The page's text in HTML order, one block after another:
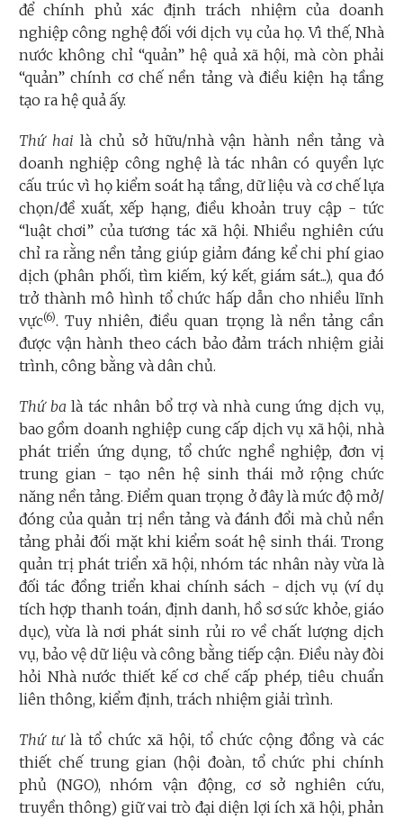
để chính phủ xác định trách nhiệm của doanh
nghiệp công nghệ đối với dịch vụ của họ. Vì thế, Nhà
nước không chỉ “quản” hệ quả xã hội, mà còn phải
“quản” chính cơ chế nền tảng và điều kiện hạ tầng
tạo ra hệ quả ấy.
Thứ hai là chủ sở hữu/nhà vận hành nền tảng và
doanh nghiệp công nghệ là tác nhân có quyền lực
cấu trúc vì họ kiểm soát hạ tầng, dữ liệu và cơ chế lựa
chọn/đề xuất, xếp hạng, điều khoản truy cập - tức
“luật chơi” của tương tác xã hội. Nhiều nghiên cứu
chỉ ra rằng nền tảng giúp giảm đáng kể chi phí giao
dịch (phân phối, tìm kiếm, ký kết, giám sát...), qua đó
trở thành mô hình tổ chức hấp dẫn cho nhiều lĩnh
vực(6). Tuy nhiên, điều quan trọng là nền tảng cần
được vận hành theo cách bảo đảm trách nhiệm giải
trình, công bằng và dân chủ.
Thứ ba là tác nhân bổ trợ và nhà cung ứng dịch vụ,
bao gồm doanh nghiệp cung cấp dịch vụ xã hội, nhà
phát triển ứng dụng, tổ chức nghề nghiệp, đơn vị
trung gian - tạo nên hệ sinh thái mở rộng chức
năng nền tảng. Điểm quan trọng ở đây là mức độ mở/
đóng của quản trị nền tảng và đánh đổi mà chủ nền
tảng phải đối mặt khi kiểm soát hệ sinh thái. Trong
quản trị phát triển xã hội, nhóm tác nhân này vừa là
đối tác đồng triển khai chính sách - dịch vụ (ví dụ
tích hợp thanh toán, định danh, hồ sơ sức khỏe, giáo
dục), vừa là nơi phát sinh rủi ro về chất lượng dịch
vụ, bảo vệ dữ liệu và công bằng tiếp cận. Điều này đòi
hỏi Nhà nước thiết kế cơ chế cấp phép, tiêu chuẩn
liên thông, kiểm định, trách nhiệm giải trình.
Thứ tưlà tổ chức xã hội, tổ chức cộng đồng và các
thiết chế trung gian (hội đoàn, tổ chức phi chính
phủ (NGO), nhóm vận động, cơ sở nghiên cứu,
truyền thông) giữ vai trò đại diện lợi ích xã hội, phản